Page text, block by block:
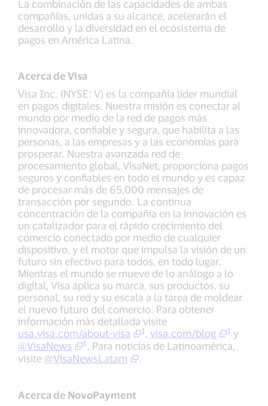
La combinación de las capacidades de ambas
compañías, unidas a su alcance, acelerarán el
desarrollo y la diversidad en el ecosistema de
pagos en América Latina.
Acerca de Visa
Visa Inc. (NYSE: V) es la compañía líder mundial
en pagos digitales. Nuestra misión es conectar al
mundo por medio de la red de pagos más
innovadora, confiable y segura, que habilita a las
personas, a las empresas y a las economías para
prosperar. Nuestra avanzada red de
procesamiento global, VisaNet, proporciona pagos
seguros y confiables en todo el mundo y es capaz
de procesar más de 65,000 mensajes de
transacción por segundo. La continua
concentración de la compañía en la innovación es
un catalizador para el rápido crecimiento del
comercio conectado por medio de cualquier
dispositivo, y el motor que impulsa la visión de un
futuro sin efectivo para todos, en todo lugar.
Mientras el mundo se mueve de lo análogo a lo
digital, Visa aplica su marca, sus productos, su
personal, su red y su escala a la tarea de moldear
el nuevo futuro del comercio. Para obtener
información más detallada visite
usa.visa.com/about-visa
1 , visa.com/blog 1 y
@VisaNews
1 . Para noticias de Latinoamérica,
visite @VisaNewsLatam .
Acerca de NovoPayment